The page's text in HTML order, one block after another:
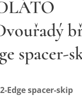
spacer-
Edge spacer-skip